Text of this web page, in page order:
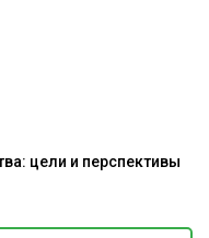
цели и перспективы